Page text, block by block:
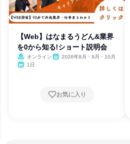
【Web】はなまるうどん&業界
を0から知る!ショート説明会
オンライン
2026年8月・9月・10月
1日
お気に入り